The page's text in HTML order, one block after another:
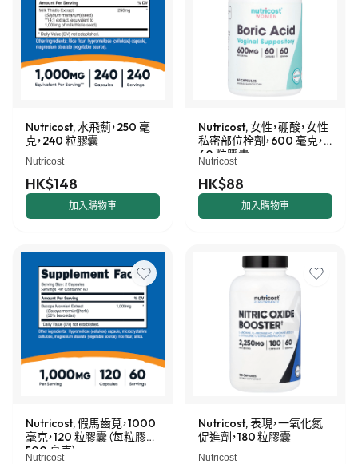
Nutricost, 水飛薊，250 毫
克，240 粒膠囊
Nutricost
HK$148
加入購物車
Nutricost, 女性，硼酸，女性
私密部位栓劑，600 毫克，
60 粒膠囊
Nutricost
HK$88
加入購物車
Nutricost, 假馬齒莧，1000
毫克，120 粒膠囊（每粒膠囊
500 毫克）
Nutricost
Nutricost, 表現，一氧化氮
促進劑，180 粒膠囊
Nutricost